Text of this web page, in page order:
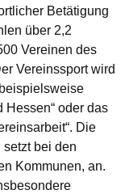
Betätigung
über 2,2
Vereinen des
Vereinssport wird
Hessen“ oder das
Die
bei den
Kommunen, an.